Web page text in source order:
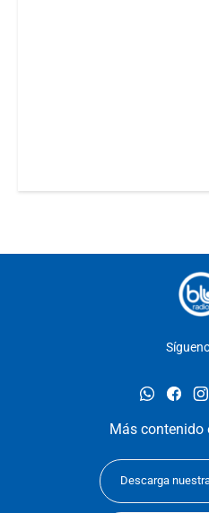
whatsapp
Más contenido
Descarga